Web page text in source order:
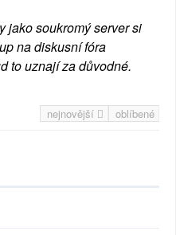
jako soukromý server si
na diskusní fóra
to uznají za důvodné.
nejnovější oblíbené